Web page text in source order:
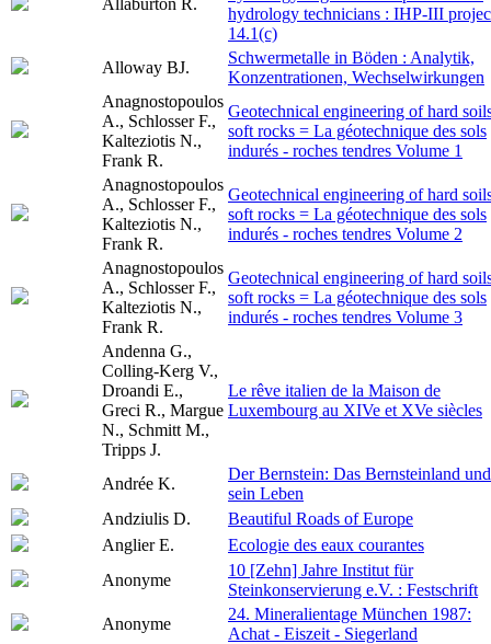
hydrology technicians : IHP-III
14.1(c)
Alloway BJ.
Schwermetalle in Böden : Analytik,
Konzentrationen, Wechselwirkungen
Anagnostopoulos
A., Schlosser F.,
Kalteziotis N.,
Frank R.
Geotechnical engineering of hard
soft rocks = La géotechnique des sols
indurés - roches tendres Volume 1
Anagnostopoulos
A., Schlosser F.,
Kalteziotis N.,
Frank R.
Geotechnical engineering of hard
soft rocks = La géotechnique des sols
indurés - roches tendres Volume 2
Anagnostopoulos
A., Schlosser F.,
Kalteziotis N.,
Frank R.
Geotechnical engineering of hard
soft rocks = La géotechnique des sols
indurés - roches tendres Volume 3
Andenna G.,
Colling-Kerg V.,
Droandi E.,
Greci R., Margue
N., Schmitt M.,
Tripps J.
Le rêve italien de la Maison de
Luxembourg au XIVe et XVe siècles
Andrée K.
Der Bernstein: Das Bernsteinland und
sein Leben
Andziulis D.
Beautiful Roads of Europe
Anglier E.
Ecologie des eaux courantes
Anonyme
10 [Zehn] Jahre Institut für
Steinkonservierung e.V. : Festschrift
Anonyme
24. Mineralientage München 1987:
Achat - Eiszeit - Siegerland